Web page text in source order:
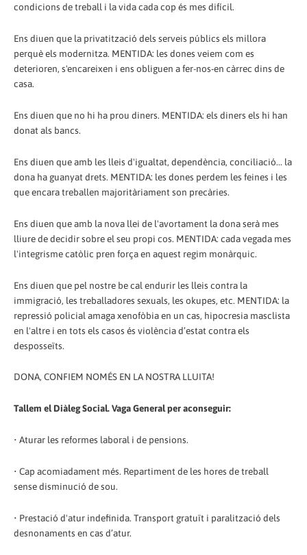
condicions de treball i la vida cada cop és mes difícil.
Ens diuen que la privatització dels serveis públics els millora
perquè els modernitza. MENTIDA: les dones veiem com es
deterioren, s'encareixen i ens obliguen a fer-nos-en càrrec dins de
casa.
Ens diuen que no hi ha prou diners. MENTIDA: els diners els hi han
donat als bancs.
Ens diuen que amb les lleis d'igualtat, dependència, conciliació... la
dona ha guanyat drets. MENTIDA: les dones perdem les feines i les
que encara treballen majoritàriament son precàries.
Ens diuen que amb la nova llei de l'avortament la dona serà mes
lliure de decidir sobre el seu propi cos. MENTIDA: cada vegada mes
l'integrisme catòlic pren força en aquest regim monàrquic.
Ens diuen que pel nostre be cal endurir les lleis contra la
immigració, les treballadores sexuals, les okupes, etc. MENTIDA: la
repressió policial amaga xenofòbia en un cas, hipocresia masclista
en l'altre i en tots els casos és violència d’estat contra els
desposseïts.
DONA, CONFIEM NOMÉS EN LA NOSTRA LLUITA!
Tallem el Diàleg Social. Vaga General per aconseguir:
• Aturar les reformes laboral i de pensions.
• Cap acomiadament més. Repartiment de les hores de treball
sense disminució de sou.
• Prestació d'atur indefinida. Transport gratuït i paralització dels
desnonaments en cas d’atur.